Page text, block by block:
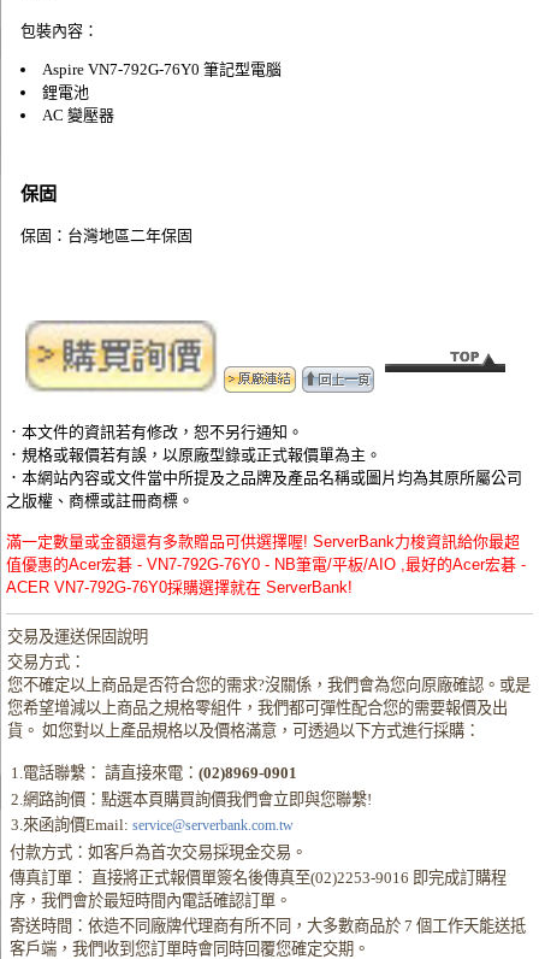
包裝內容：
Aspire VN7-792G-76Y0 筆記型電腦
鋰電池
AC 變壓器
保固
保固：台灣地區二年保固
．本文件的資訊若有修改，恕不另行通知。
．規格或報價若有誤，以原廠型錄或正式報價單為主。
．本網站內容或文件當中所提及之品牌及產品名稱或圖片均為其原所屬公司
之版權、商標或註冊商標。
滿一定數量或金額還有多款贈品可供選擇喔! ServerBank力梭資訊給你最超
值優惠的Acer宏碁 - VN7-792G-76Y0 - NB筆電/平板/AIO ,最好的Acer宏碁 -
ACER VN7-792G-76Y0採購選擇就在 ServerBank!
交易及運送保固說明
交易方式：
您不確定以上商品是否符合您的需求?沒關係，我們會為您向原廠確認。或是
您希望增減以上商品之規格零組件，我們都可彈性配合您的需要報價及出
貨。 如您對以上產品規格以及價格滿意，可透過以下方式進行採購：
1.電話聯繫： 請直接來電：(02)8969-0901
2.網路詢價：點選本頁購買詢價我們會立即與您聯繫!
3.來函詢價Email: service@serverbank.com.tw
付款方式：如客戶為首次交易採現金交易。
傳真訂單： 直接將正式報價單簽名後傳真至(02)2253-9016 即完成訂購程
序，我們會於最短時間內電話確認訂單。
寄送時間：依造不同廠牌代理商有所不同，大多數商品於 7 個工作天能送抵
客戶端，我們收到您訂單時會同時回覆您確定交期。